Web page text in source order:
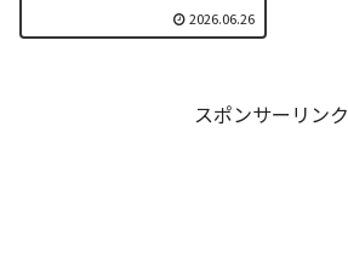
2026.06.26
スポンサーリンク